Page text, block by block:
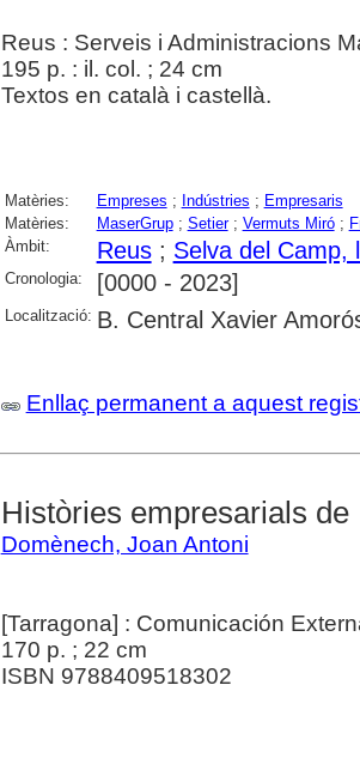
Reus : Serveis i Administracions
195 p. : il. col. ; 24 cm
Textos en català i castellà.
Matèries: Empreses ; Indústries ; Empresaris
Matèries:
MaserGrup; Setier; Vermuts Miró;
Àmbit:
Reus; Selva del Camp,
Cronologia: [0000 - 2023]
Localització: B. Central Xavier
Enllaç permanent a aquest
Històries empresarials de
Domènech, Joan Antoni
[Tarragona] : Comunicación
170 p. ; 22 cm
ISBN 9788409518302